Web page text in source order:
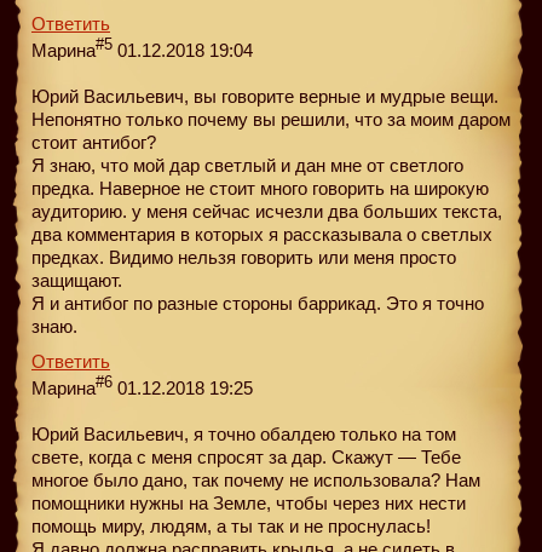
Ответить
Марина#5 01.12.2018 19:04
Юрий Васильевич, вы говорите верные и мудрые вещи.
Непонятно только почему вы решили, что за моим даром
стоит антибог?
Я знаю, что мой дар светлый и дан мне от светлого
предка. Наверное не стоит много говорить на широкую
аудиторию. у меня сейчас исчезли два больших текста,
два комментария в которых я рассказывала о светлых
предках. Видимо нельзя говорить или меня просто
защищают.
Я и антибог по разные стороны баррикад. Это я точно
знаю.
Ответить
Марина#6 01.12.2018 19:25
Юрий Васильевич, я точно обалдею только на том
свете, когда с меня спросят за дар. Скажут — Тебе
многое было дано, так почему не использовала? Нам
помощники нужны на Земле, чтобы через них нести
помощь миру, людям, а ты так и не проснулась!